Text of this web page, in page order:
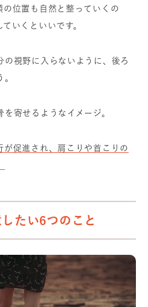
の位置も自然と整っていくの
いくといいです。
の視野に入らないように、後ろ
寄せるようなイメージ。
が促進され、肩こりや首こりの
たい6つのこと